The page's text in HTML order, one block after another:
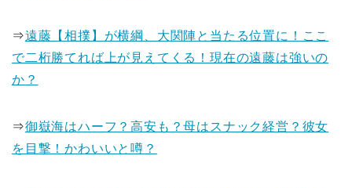
⇒遠藤【相撲】が横綱、大関陣と当たる位置に！ここ
で二桁勝てれば上が見えてくる！現在の遠藤は強いの
か？
⇒御嶽海はハーフ？高安も？母はスナック経営？彼女
を目撃！かわいいと噂？